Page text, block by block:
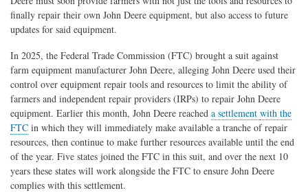
finally repair their own John Deere equipment, but also access to future
updates for said equipment.
In 2025, the Federal Trade Commission (FTC) brought a suit against
farm equipment manufacturer John Deere, alleging John Deere used their
control over equipment repair tools and resources to limit the ability of
farmers and independent repair providers (IRPs) to repair John Deere
equipment. Earlier this month, John Deere reached a settlement with the
FTC in which they will immediately make available a tranche of repair
resources, then continue to make further resources available until the end
of the year. Five states joined the FTC in this suit, and over the next 10
years these states will work alongside the FTC to ensure John Deere
complies with this settlement.